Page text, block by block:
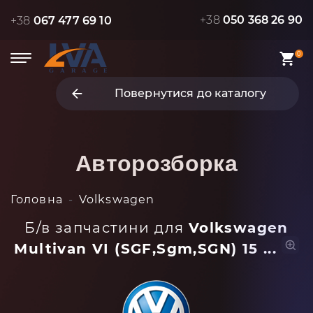
+38 067 477 69 10 +38 050 368 26 90
0
Повернутися до каталогу
Авторозборка
Головна Volkswagen
Б/в запчастини для Volkswagen
Multivan VI (SGF,Sgm,SGN) 15 ...